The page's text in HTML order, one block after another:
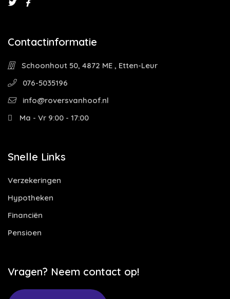
Contactinformatie
Schoonhout 50, 4872 ME , Etten-Leur
076-5035196
info@roversvanhoof.nl
Ma - Vr 9:00 - 17:00
Snelle Links
Verzekeringen
Hypotheken
Financiën
Pensioen
Vragen? Neem contact op!